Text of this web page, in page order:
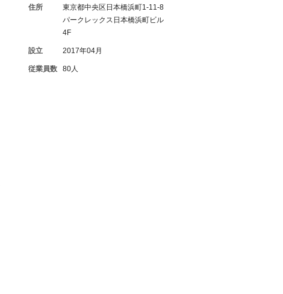
住所
東京都中央区日本橋浜町1-11-8
パークレックス日本橋浜町ビル
4F
設立 2017年04月
従業員数 80人